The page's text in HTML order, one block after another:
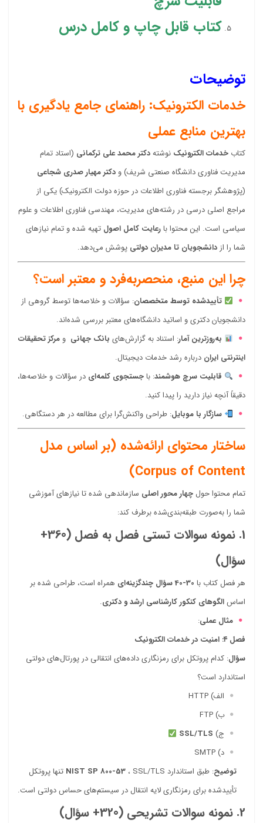
کتاب قابل چاپ و کامل درس
توضیحات
خدمات الکترونیک: راهنمای جامع یادگیری با
بهترین منابع عملی
کتاب خدمات الکترونیک نوشتهدکتر محمد علی ترکمانی (استاد تمام
مدیریت فناوری دانشگاه صنعتی شریف) و دکتر مهیار صدری شجاعی
(پژوهشگر برجسته فناوری اطلاعات در حوزه دولت الکترونیک) یکی از
مراجع اصلی درسی در رشته‌های مدیریت، مهندسی فناوری اطلاعات و علوم
سیاسی است. این محتوا بارعایت کامل اصول تهیه شده و تمام نیازهای
شما را ازدانشجویان تا مدیران دولتی پوشش می‌دهد.
چرا این منبع، منحصربه‌فرد و معتبر است؟
تأییدشده توسط متخصصان: سؤالات و خلاصه‌ها توسط گروهی از
دانشجویان دکتری و اساتید دانشگاه‌های معتبر بررسی شده‌اند.
به‌روزترین آمار: استناد به گزارش‌های بانک جهانی و مرکز تحقیقات
اینترنتی ایران درباره رشد خدمات دیجیتال.
قابلیت سرچ هوشمند: باجستجوی کلمه‌ای در سؤالات و خلاصه‌ها،
دقیقاً آنچه نیاز دارید را پیدا کنید.
سازگار با موبایل: طراحی واکنش‌گرا برای مطالعه در هر دستگاهی.
ساختار محتوای ارائه‌شده (بر اساس مدل
Corpus of Content)
تمام محتوا حول چهار محور اصلی سازماندهی شده تا نیازهای آموزشی
شما را به‌صورت طبقه‌بندی‌شده برطرف کند:
1. نمونه سوالات تستی فصل به فصل (360+
سؤال)
هر فصل کتاب با 30-40 سؤال چندگزینه‌ای
همراه است، طراحی شده بر
اساسالگوهای کنکور کارشناسی ارشد و دکتری.
مثال عملی:
فصل ۴: امنیت در خدمات الکترونیک
سؤال: کدام پروتکل برای رمزنگاری داده‌های انتقالی در پورتال‌های دولتی
استاندارد است؟
الف) HTTP
ب) FTP
ج) SSL/TLS
د) SMTP
توضیح: طبق استاندارد NIST SP 800-53 ، SSL/TLS تنها پروتکل
تأییدشده برای رمزنگاری لایه انتقال در سیستم‌های حساس دولتی است.
2. نمونه سوالات تشریحی (320+ سؤال)